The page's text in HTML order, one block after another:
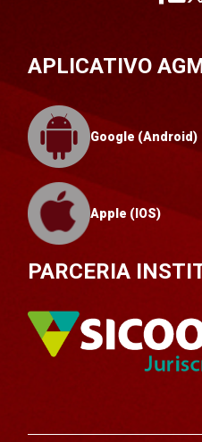
APLICATIVO
Google (Android)
Apple (IOS)
PARCERIA